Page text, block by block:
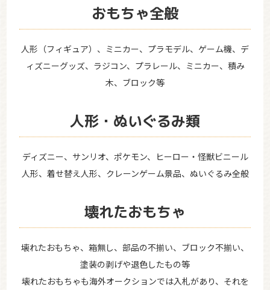
おもちゃ全般
人形（フィギュア）、ミニカー、プラモデル、ゲーム機、デ
ィズニーグッズ、ラジコン、プラレール、ミニカー、積み
木、ブロック等
人形・ぬいぐるみ類
ディズニー、サンリオ、ポケモン、ヒーロー・怪獣ビニール
人形、着せ替え人形、クレーンゲーム景品、ぬいぐるみ全般
壊れたおもちゃ
壊れたおもちゃ、箱無し、部品の不揃い、ブロック不揃い、
塗装の剥げや退色したもの等
壊れたおもちゃも海外オークションでは入札があり、それを